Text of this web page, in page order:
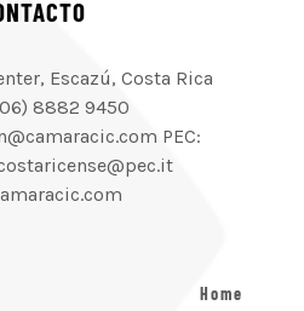
Escazú, Costa Rica
8882 9450
PEC:
Home